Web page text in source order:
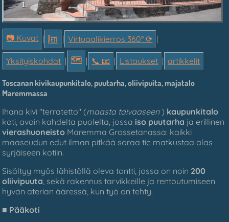
1.
📷 Kuvat | | Virtuaalikierros 360° ⟳ |
Yksityiskohdat | 🗺 | 📞︎ 📧 | Listaukset | artikkelit
Toscanankivikaupunkitalo,puutarha, oliivipuita, majatalo
Maremmassa
Ihana kivi"terratetto" (maasta taivaaseen ) kaupunkitalo
koti avoin kahdelta puolelta, jossa iso puutarha ja erillinen
vierashuoneisto Maremma Grossetanassa: kaikki
maaseudun edut ilman pitkää soraa tie matkustaa alas
syrjäiseen kotiin.
Sisältyy myös lähistöllä oleva tontti, jossa on noin 200
oliivipuuta , sekä rakennus tarvikkeille ja rentoutumiseen
hyvän aterian ääressä, kun työ on tehty.
■ Pääkoti